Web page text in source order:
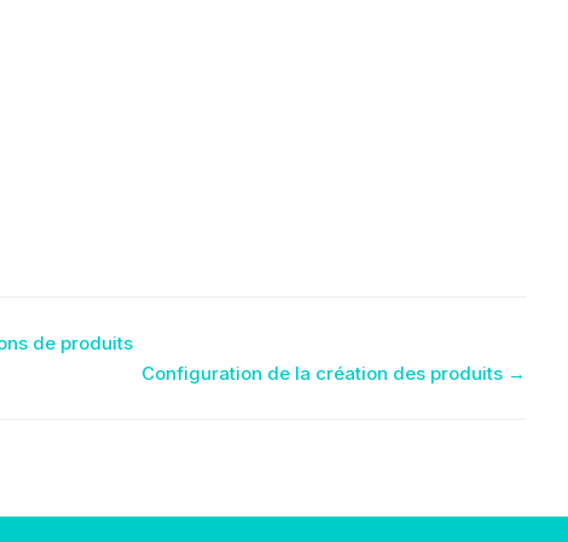
de produits
Configuration de la création des produits →